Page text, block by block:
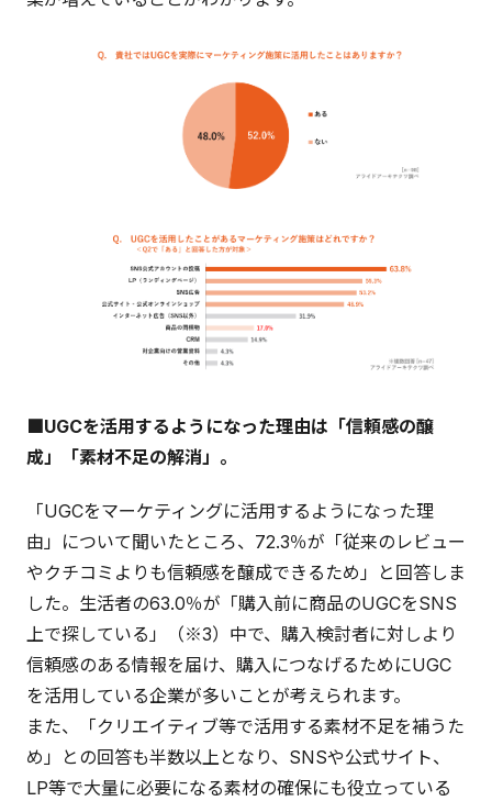
■UGCを活用するようになった理由は「信頼感の醸
成」「素材不足の解消」。
「UGCをマーケティングに活用するようになった理
由」について聞いたところ、72.3％が「従来のレビュー
やクチコミよりも信頼感を醸成できるため」と回答しま
した。生活者の63.0％が「購入前に商品のUGCをSNS
上で探している」（※3）中で、購入検討者に対しより
信頼感のある情報を届け、購入につなげるためにUGC
を活用している企業が多いことが考えられます。
また、「クリエイティブ等で活用する素材不足を補うた
め」との回答も半数以上となり、SNSや公式サイト、
LP等で大量に必要になる素材の確保にも役立っている